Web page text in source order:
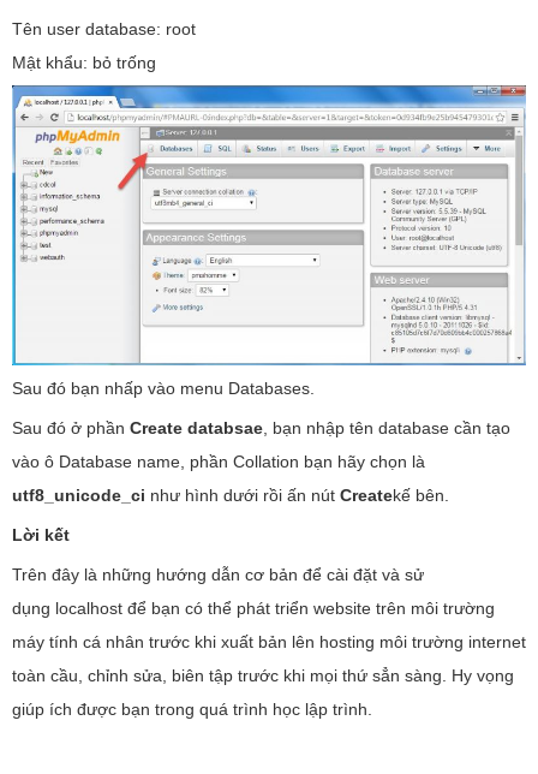
Tên user database: root
Mật khẩu: bỏ trống
Sau đó bạn nhấp vào menu Databases.
Sau đó ở phần Create databsae, bạn nhập tên database cần tạo
vào ô Database name, phần Collation bạn hãy chọn là
utf8_unicode_ci như hình dưới rồi ấn nút Createkế bên.
Lời kết
Trên đây là những hướng dẫn cơ bản để cài đặt và sử
dụng localhost để bạn có thể phát triển website trên môi trường
máy tính cá nhân trước khi xuất bản lên hosting môi trường internet
toàn cầu, chỉnh sửa, biên tập trước khi mọi thứ sẳn sàng. Hy vọng
giúp ích được bạn trong quá trình học lập trình.